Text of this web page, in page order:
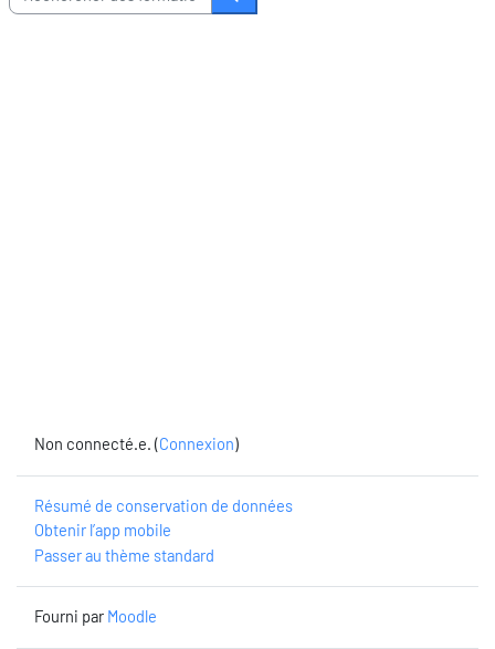
Rechercher des formations
Non connecté.e. (Connexion)
Résumé de conservation de données
Obtenir l’app mobile
Passer au thème standard
Fourni par Moodle